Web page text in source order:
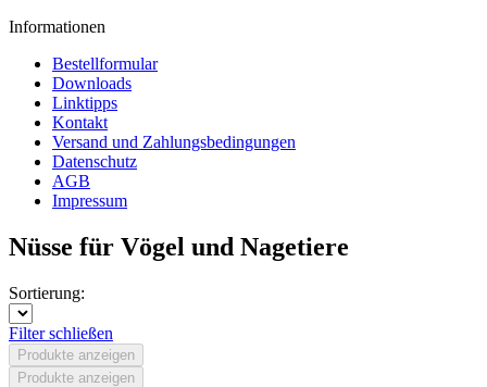
Informationen
Bestellformular
Downloads
Linktipps
Kontakt
Versand und Zahlungsbedingungen
Datenschutz
AGB
Impressum
Nüsse für Vögel und Nagetiere
Sortierung:
Filter schließen
Produkte anzeigen
Produkte anzeigen